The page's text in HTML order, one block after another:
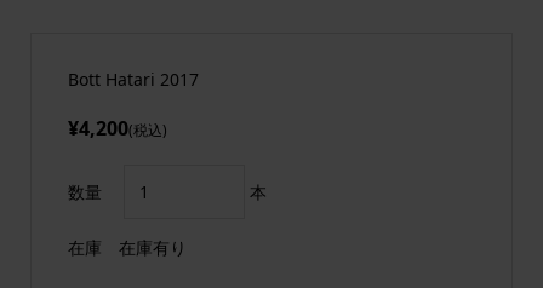
Bott Hatari 2017
¥4,200(税込)
数量 本
在庫 在庫有り